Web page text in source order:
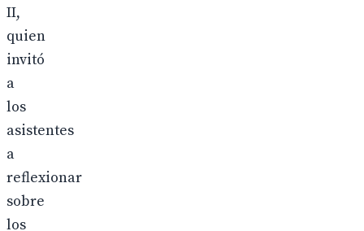
II,
quien
invitó
a
los
asistentes
a
reflexionar
sobre
los